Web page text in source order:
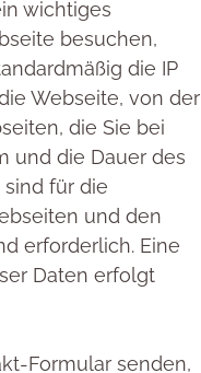
wichtiges
besuchen,
die IP
Webseite, von der
die Sie bei
und die Dauer des
für die
und den
erforderlich. Eine
Daten erfolgt
Formular senden,